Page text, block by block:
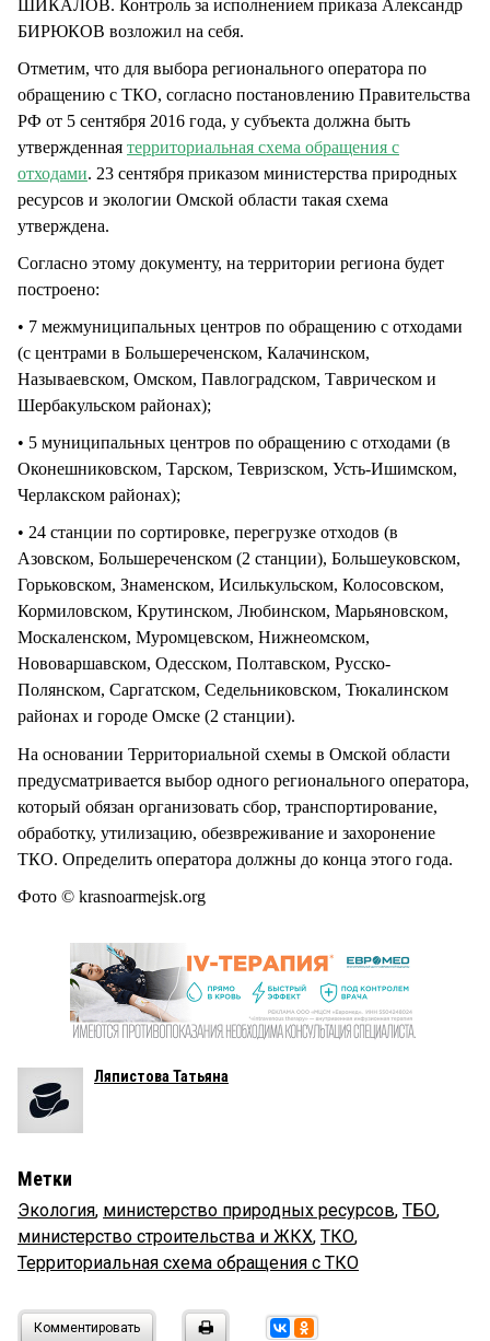
ШИКАЛОВ. Контроль за исполнением приказа Александр
БИРЮКОВ возложил на себя.
Отметим, что для выбора регионального оператора по
обращению с ТКО, согласно постановлению Правительства
РФ от 5 сентября 2016 года, у субъекта должна быть
утвержденная территориальная схема обращения с
отходами. 23 сентября приказом министерства природных
ресурсов и экологии Омской области такая схема
утверждена.
Согласно этому документу, на территории региона будет
построено:
• 7 межмуниципальных центров по обращению с отходами
(с центрами в Большереченском, Калачинском,
Называевском, Омском, Павлоградском, Таврическом и
Шербакульском районах);
• 5 муниципальных центров по обращению с отходами (в
Оконешниковском, Тарском, Тевризском, Усть-Ишимском,
Черлакском районах);
• 24 станции по сортировке, перегрузке отходов (в
Азовском, Большереченском (2 станции), Большеуковском,
Горьковском, Знаменском, Исилькульском, Колосовском,
Кормиловском, Крутинском, Любинском, Марьяновском,
Москаленском, Муромцевском, Нижнеомском,
Нововаршавском, Одесском, Полтавском, Русско-
Полянском, Саргатском, Седельниковском, Тюкалинском
районах и городе Омске (2 станции).
На основании Территориальной схемы в Омской области
предусматривается выбор одного регионального оператора,
который обязан организовать сбор, транспортирование,
обработку, утилизацию, обезвреживание и захоронение
ТКО. Определить оператора должны до конца этого года.
Фото © krasnoarmejsk.org
Ляпистова Татьяна
Метки
Экология, министерство природных ресурсов, ТБО,
министерство строительства и ЖКХ, ТКО,
Территориальная схема обращения с ТКО
Комментировать